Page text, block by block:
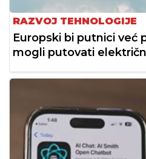
RAZVOJ TEHNOLOGIJE
Europski bi putnici već
mogli putovati